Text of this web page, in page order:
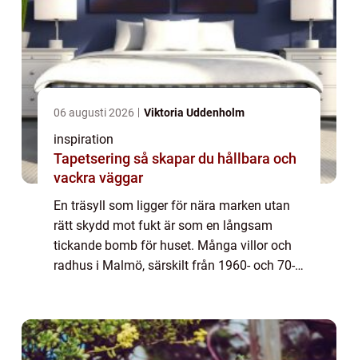
06 augusti 2026 Viktoria Uddenholm
inspiration
Tapetsering så skapar du hållbara och
vackra väggar
En träsyll som ligger för nära marken utan
rätt skydd mot fukt är som en långsam
tickande bomb för huset. Många villor och
radhus i Malmö, särskilt från 1960- och 70-